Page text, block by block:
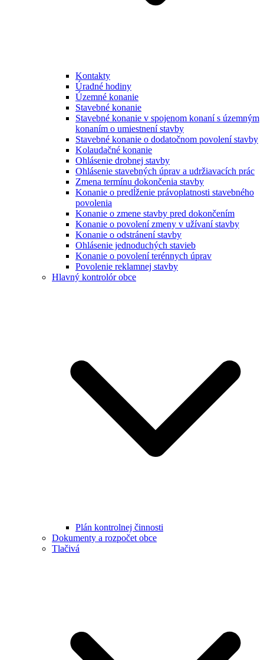
Kontakty
Úradné hodiny
Územné konanie
Stavebné konanie
Stavebné konanie v spojenom konaní s územným
konaním o umiestnení stavby
Stavebné konanie o dodatočnom povolení stavby
Kolaudačné konanie
Ohlásenie drobnej stavby
Ohlásenie stavebných úprav a udržiavacích prác
Zmena termínu dokončenia stavby
Konanie o predĺženie právoplatnosti stavebného
povolenia
Konanie o zmene stavby pred dokončením
Konanie o povolení zmeny v užívaní stavby
Konanie o odstránení stavby
Ohlásenie jednoduchých stavieb
Konanie o povolení terénnych úprav
Povolenie reklamnej stavby
Hlavný kontrolór obce
Plán kontrolnej činnosti
Dokumenty a rozpočet obce
Tlačivá